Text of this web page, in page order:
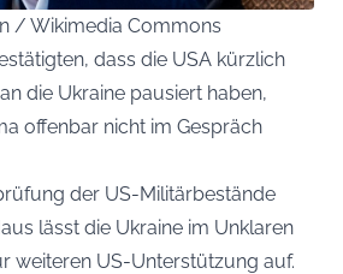
/ Wikimedia Commons
dass die USA kürzlich
die Ukraine pausiert haben,
offenbar nicht im Gespräch
der US-Militärbestände
lässt die Ukraine im Unklaren
weiteren US-Unterstützung auf.